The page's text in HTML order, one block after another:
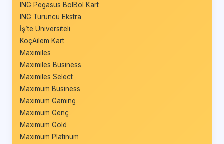
ING Pegasus BolBol Kart
ING Turuncu Ekstra
İş’te Üniversiteli
KoçAilem Kart
Maximiles
Maximiles Business
Maximiles Select
Maximum Business
Maximum Gaming
Maximum Genç
Maximum Gold
Maximum Platinum